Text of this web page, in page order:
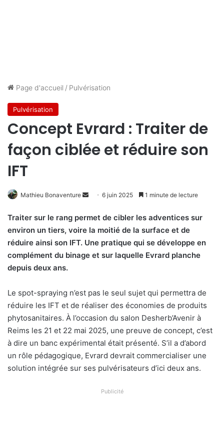
Page d'accueil / Pulvérisation
Pulvérisation
Concept Evrard : Traiter de
façon ciblée et réduire son
IFT
Mathieu Bonaventure
Envoyer
courriel
6 juin 2025 1 minute de lecture
Traiter sur le rang permet de cibler les adventices sur
environ un tiers, voire la moitié de la surface et de
réduire ainsi son IFT. Une pratique qui se développe en
complément du binage et sur laquelle Evrard planche
depuis deux ans.
Le spot-spraying n’est pas le seul sujet qui permettra de
réduire les IFT et de réaliser des économies de produits
phytosanitaires. À l’occasion du salon Desherb’Avenir à
Reims les 21 et 22 mai 2025, une preuve de concept, c’est
à dire un banc expérimental était présenté. S’il a d’abord
un rôle pédagogique, Evrard devrait commercialiser une
solution intégrée sur ses pulvérisateurs d’ici deux ans.
Publicité